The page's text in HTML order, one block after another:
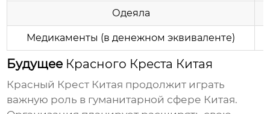
Одеяла
Медикаменты (в денежном эквиваленте)
Будущее Красного Креста Китая
Красный Крест Китая продолжит играть
важную роль в гуманитарной сфере Китая.